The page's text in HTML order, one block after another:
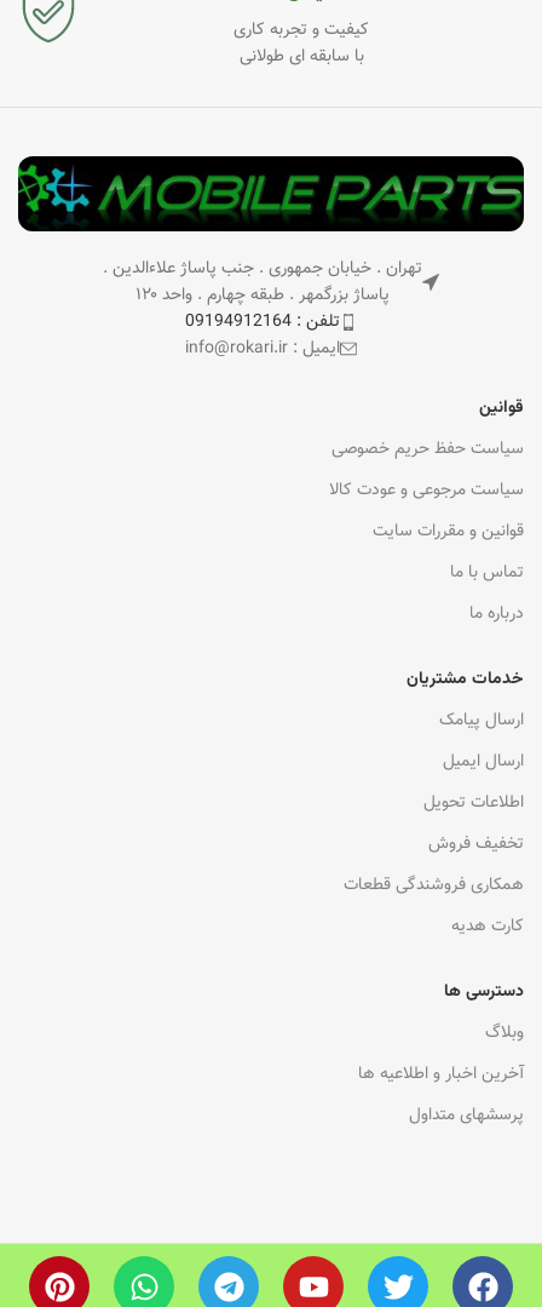
کیفیت و تجربه کاری
با سابقه ای طولانی
تهران . خیابان جمهوری . جنب پاساژ علاءالدین .
پاساژ بزرگمهر . طبقه چهارم . واحد ۱۲۰
تلفن : 09194912164
ایمیل : info@rokari.ir
قوانین
سیاست حفظ حریم خصوصی
سیاست مرجوعی و عودت کالا
قوانین و مقررات سایت
تماس با ما
درباره ما
خدمات مشتریان
ارسال پیامک
ارسال ایمیل
اطلاعات تحویل
تخفیف فروش
همکاری فروشندگی قطعات
کارت هدیه
دسترسی ها
وبلاگ
آخرین اخبار و اطلاعیه ها
پرسشهای متداول